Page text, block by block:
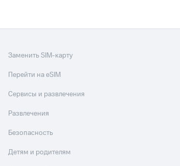
Заменить SIM-карту
Перейти на eSIM
Сервисы и развлечения
Развлечения
Безопасность
Детям и родителям